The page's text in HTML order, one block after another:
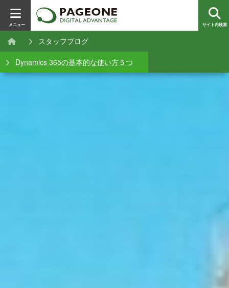
メニュー サイト内検索
スタッフブログ
Dynamics 365の基本的な使い方５つ